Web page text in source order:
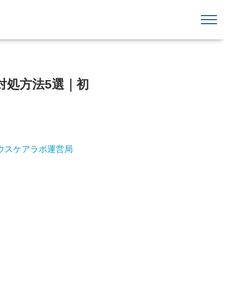
方法5選｜初
スケアラボ運営局